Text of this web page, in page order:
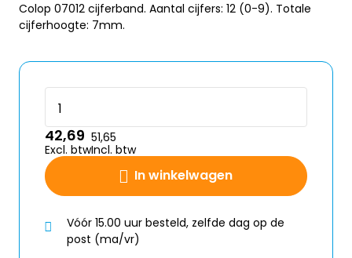
Colop 07012 cijferband. Aantal cijfers: 12 (0-9). Totale
cijferhoogte: 7mm.
In winkelwagen
42,69
Excl. btw
51,65
Incl. btw
Vóór 15.00 uur besteld, zelfde dag op de
post (ma/vr)